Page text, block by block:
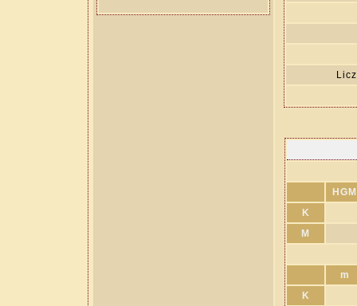
HGM
K
M
m
K